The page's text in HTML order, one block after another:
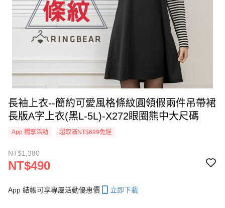
長袖上衣--簡約可愛風格條紋圓領假兩件吊帶裙
長版A字上衣(黑L-5L)-X272眼圈熊中大尺碼
App 獨享活動 超取滿NT$699免運
NT$1,380
NT$490
App 結帳可享專屬活動優惠價 立即下載